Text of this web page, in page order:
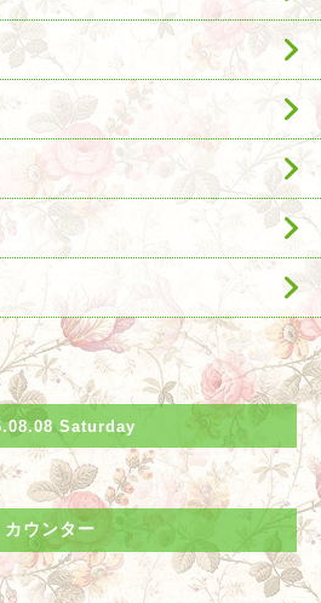
Saturday
カウンター